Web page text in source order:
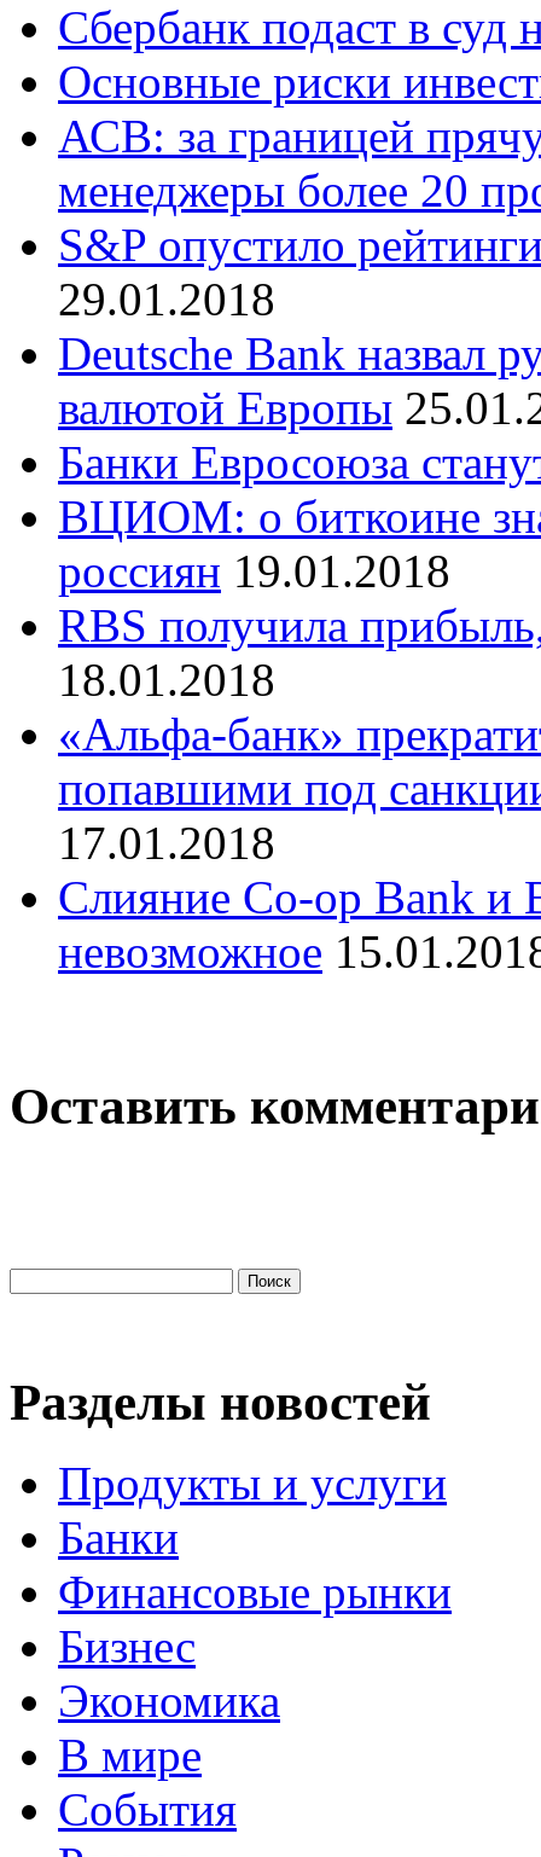
Сбербанк подаст в суд
Основные риски
АСВ: за границей
менеджеры более 20
S&P опустило
29.01.2018
Deutsche Bank назвал
валютой Европы
Банки Евросоюза
ВЦИОМ: о биткоине
россиян 19.01.2018
RBS получила
18.01.2018
«Альфа-банк»
попавшими под
17.01.2018
Слияние Co-op Bank и
невозможное
Оставить
Разделы новостей
Продукты и услуги
Банки
Финансовые рынки
Бизнес
Экономика
В мире
События